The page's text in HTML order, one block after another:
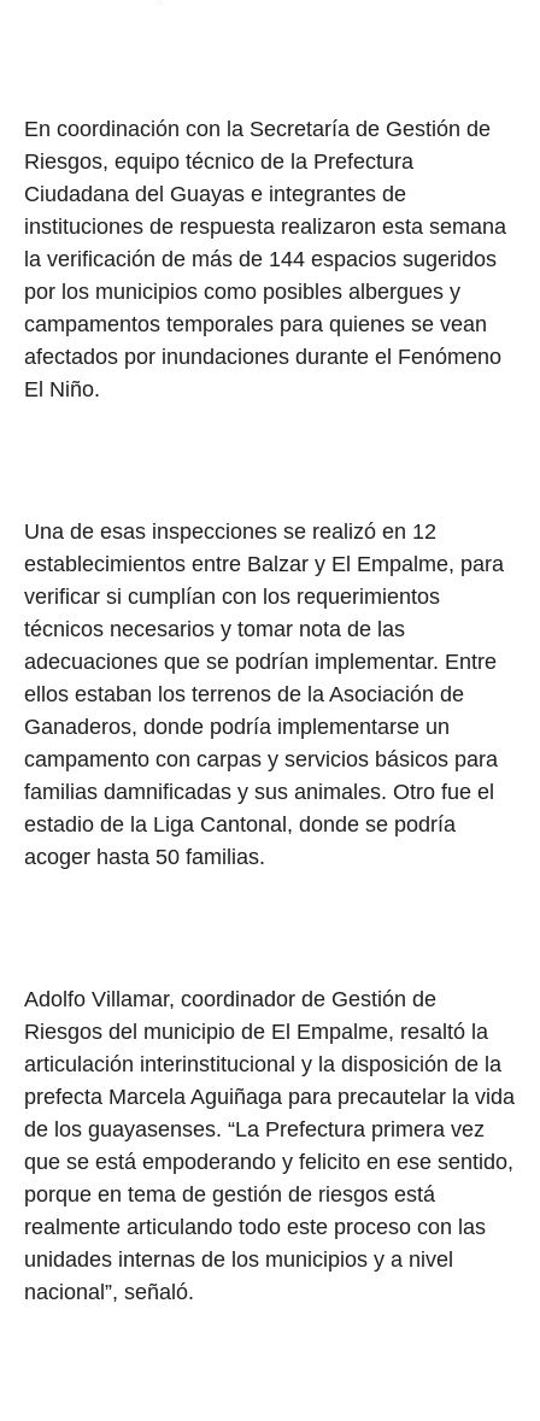
En coordinación con la Secretaría de Gestión de
Riesgos, equipo técnico de la Prefectura
Ciudadana del Guayas e integrantes de
instituciones de respuesta realizaron esta semana
la verificación de más de 144 espacios sugeridos
por los municipios como posibles albergues y
campamentos temporales para quienes se vean
afectados por inundaciones durante el Fenómeno
El Niño.
Una de esas inspecciones se realizó en 12
establecimientos entre Balzar y El Empalme, para
verificar si cumplían con los requerimientos
técnicos necesarios y tomar nota de las
adecuaciones que se podrían implementar. Entre
ellos estaban los terrenos de la Asociación de
Ganaderos, donde podría implementarse un
campamento con carpas y servicios básicos para
familias damnificadas y sus animales. Otro fue el
estadio de la Liga Cantonal, donde se podría
acoger hasta 50 familias.
Adolfo Villamar, coordinador de Gestión de
Riesgos del municipio de El Empalme, resaltó la
articulación interinstitucional y la disposición de la
prefecta Marcela Aguiñaga para precautelar la vida
de los guayasenses. “La Prefectura primera vez
que se está empoderando y felicito en ese sentido,
porque en tema de gestión de riesgos está
realmente articulando todo este proceso con las
unidades internas de los municipios y a nivel
nacional”, señaló.